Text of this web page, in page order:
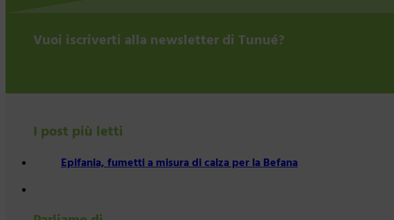
Vuoi iscriverti alla newsletter di Tunué?
I post più letti
Epifania, fumetti a misura di calza per la Befana